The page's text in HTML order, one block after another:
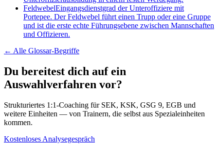
FeldwebelEingangsdienstgrad der Unteroffiziere mit
Portepee. Der Feldwebel führt einen Trupp oder eine Gruppe
und ist die erste echte Führungsebene zwischen Mannschaften
und Offizieren.
← Alle Glossar-Begriffe
Du bereitest dich auf ein
Auswahlverfahren vor?
Strukturiertes 1:1-Coaching für SEK, KSK, GSG 9, EGB und
weitere Einheiten — von Trainern, die selbst aus Spezialeinheiten
kommen.
Kostenloses Analysegespräch